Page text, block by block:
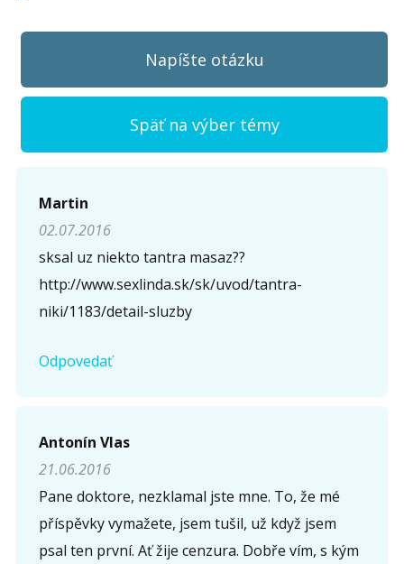
Napíšte otázku
Späť na výber témy
Napíšte otázku
Meno (* )
Komentár (*)
Martin
02.07.2016
sksal uz niekto tantra masaz??
http://www.sexlinda.sk/sk/uvod/tantra-
niki/1183/detail-sluzby
Odpovedať
Antonín Vlas
21.06.2016
Pane doktore, nezklamal jste mne. To, že mé
příspěvky vymažete, jsem tušil, už když jsem
psal ten první. Ať žije cenzura. Dobře vím, s kým